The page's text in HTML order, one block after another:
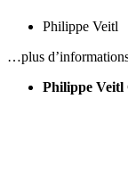
Philippe Veitl
…plus
Philippe Veitl